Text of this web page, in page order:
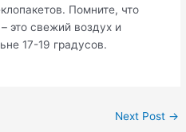
Помните, что
это свежий воздух и
17-19 градусов.
Next Post →